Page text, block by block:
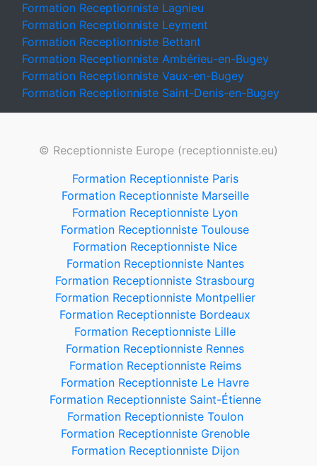
Formation Receptionniste Lagnieu
Formation Receptionniste Leyment
Formation Receptionniste Bettant
Formation Receptionniste Ambérieu-en-Bugey
Formation Receptionniste Vaux-en-Bugey
Formation Receptionniste Saint-Denis-en-Bugey
© Receptionniste Europe (receptionniste.eu)
Formation Receptionniste Paris
Formation Receptionniste Marseille
Formation Receptionniste Lyon
Formation Receptionniste Toulouse
Formation Receptionniste Nice
Formation Receptionniste Nantes
Formation Receptionniste Strasbourg
Formation Receptionniste Montpellier
Formation Receptionniste Bordeaux
Formation Receptionniste Lille
Formation Receptionniste Rennes
Formation Receptionniste Reims
Formation Receptionniste Le Havre
Formation Receptionniste Saint-Étienne
Formation Receptionniste Toulon
Formation Receptionniste Grenoble
Formation Receptionniste Dijon